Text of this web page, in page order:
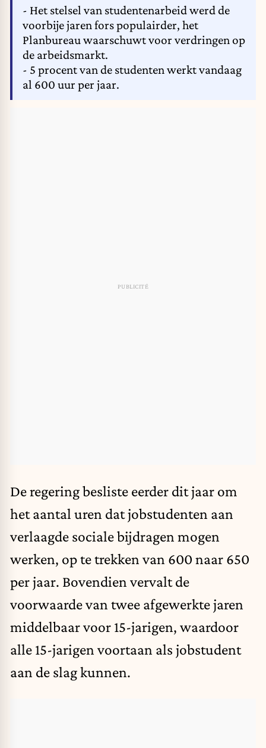
- Het stelsel van studentenarbeid werd de
voorbije jaren fors populairder, het
Planbureau waarschuwt voor verdringen op
de arbeidsmarkt.
- 5 procent van de studenten werkt vandaag
al 600 uur per jaar.
De regering besliste eerder dit jaar om
het aantal uren dat jobstudenten aan
verlaagde sociale bijdragen mogen
werken, op te trekken van 600 naar 650
per jaar. Bovendien vervalt de
voorwaarde van twee afgewerkte jaren
middelbaar voor 15-jarigen, waardoor
alle 15-jarigen voortaan als jobstudent
aan de slag kunnen.